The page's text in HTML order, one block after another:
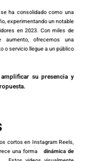
ha consolidado como una
experimentando un notable
en 2023. Con miles de
aumento, ofrecemos una
o servicio llegue a un público
su presencia y
cortos en Instagram Reels,
una forma dinámica de